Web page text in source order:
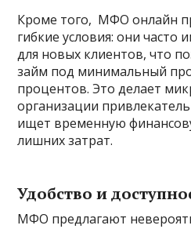
Кроме того, МФО онлайн
гибкие условия: они
для новых клиентов, что
займ под минимальный
процентов. Это делает
организации
ищет временную
лишних затрат.
Удобство и
МФО предлагают